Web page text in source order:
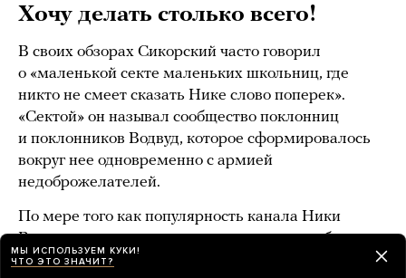
Хочу делать столько всего!
В своих обзорах Сикорский часто говорил
о «маленькой секте маленьких школьниц, где
никто не смеет сказать Нике слово поперек».
«Сектой» он называл сообщество поклонниц
и поклонников Водвуд, которое сформировалось
вокруг нее одновременно с армией
недоброжелателей.
По мере того как популярность канала Ники
Водвуд росла, ее начали приглашать на публичные
мероприятия, куда приходило все больше людей.
МЫ ИСПОЛЬЗУЕМ КУКИ!
ЧТО ЭТО ЗНАЧИТ?